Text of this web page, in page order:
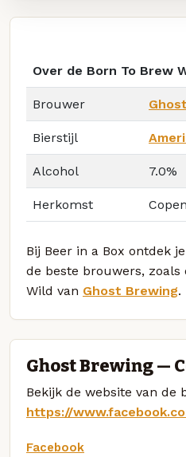
Over de Born To Brew
Brouwer
Bierstijl
Alcohol 7.0%
Herkomst
Bij Beer in a Box ontdek
de beste brouwers, zoals
Wild van Ghost Brewing.
Ghost Brewing —
Bekijk de website van de
https://
Facebook